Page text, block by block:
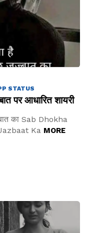
STATUS
पर आधारित शायरी
का Sab Dhokha
Ka MORE